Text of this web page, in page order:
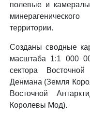
полевые и
территории.
Созданы сводные
масштаба 1:1 000
сектора
Денмана (Земля
Восточной
Королевы Мод).